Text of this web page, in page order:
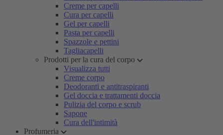
Creme per capelli
Cura per capelli
Gel per capelli
Pasta per capelli
Spazzole e pettini
Tagliacapelli
Prodotti per la cura del corpo
Visualizza tutti
Creme corpo
Deodoranti e antitraspiranti
Gel doccia e trattamenti doccia
Pulizia del corpo e scrub
Sapone
Cura dell'intimità
Profumeria